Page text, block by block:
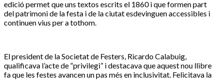
edició permet que uns textos escrits el 1860 i que formen part
del patrimoni de la festa i de la ciutat esdevinguen accessibles i
continuen vius per a tothom.
El president de la Societat de Festers, Ricardo Calabuig,
qualificava l’acte de “privilegi” i destacava que aquest nou llibre
fa que les festes avancen un pas més en inclusivitat. Felicitava la